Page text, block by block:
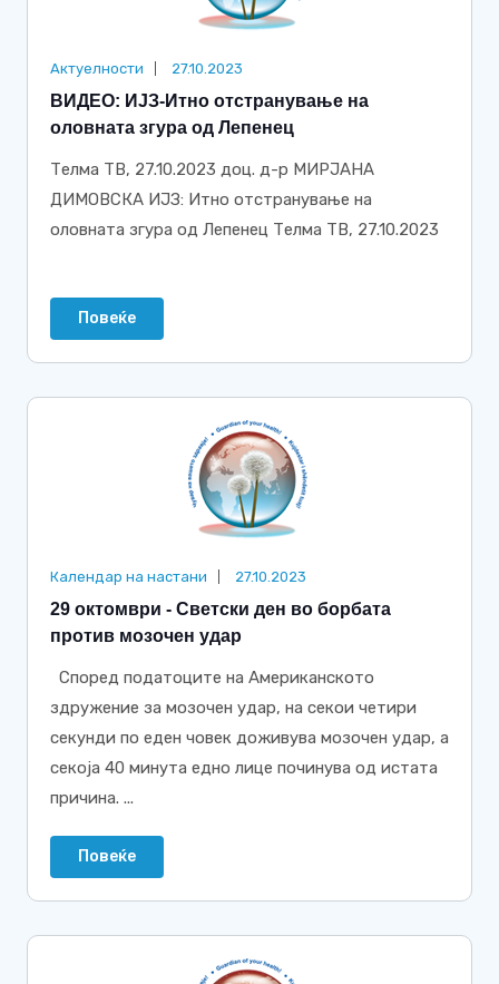
Актуелности 27.10.2023
ВИДЕО: ИЈЗ-Итно отстранување на
оловната згура од Лепенец
Телма ТВ, 27.10.2023 доц. д-р МИРЈАНА
ДИМОВСКА ИЈЗ: Итно отстранување на
оловната згура од Лепенец Телма ТВ, 27.10.2023
Повеќе
Календар на настани 27.10.2023
29 октомври - Светски ден во борбата
против мозочен удар
Според податоците на Американското
здружение за мозочен удар, на секои четири
секунди по еден човек доживува мозочен удар, а
секоја 40 минута едно лице починува од истата
причина. ...
Повеќе